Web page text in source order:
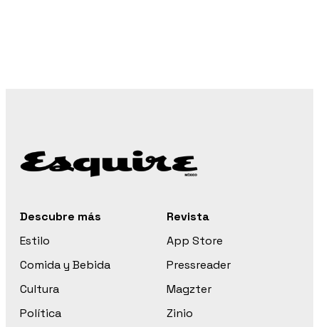
Descubre más
Estilo
Comida y Bebida
Cultura
Política
Revista
App Store
Pressreader
Magzter
Zinio